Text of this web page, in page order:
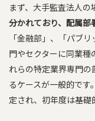
まず、大手監査法人の
分かれており、配属部
「金融部」、「パブ
門やセクターに同業種
れらの特定業界専門
るケースが一般的で
定され、初年度は基礎